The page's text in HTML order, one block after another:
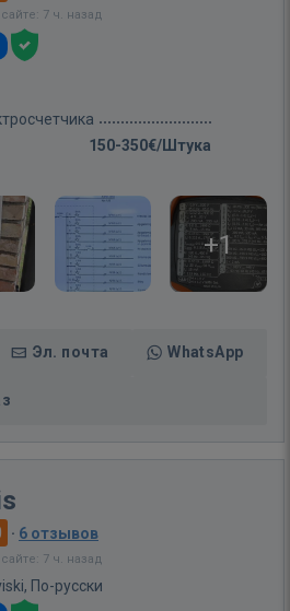
7 ч. назад
150-350€/Штука
+1
Эл. почта WhatsApp
· 6 отзывов
7 ч. назад
По-русски